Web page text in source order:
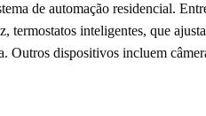
de automação residencial.
inteligentes, que
dispositivos incluem